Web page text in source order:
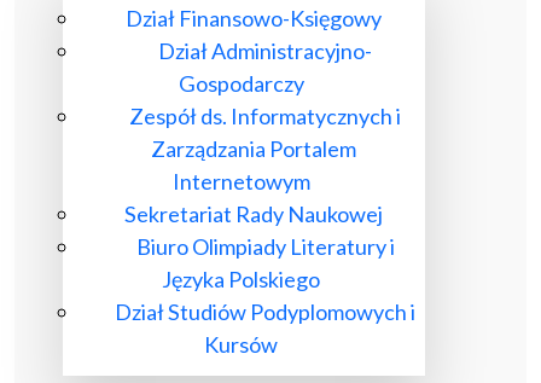
Dział Finansowo-Księgowy
Dział Administracyjno-
Gospodarczy
Zespół ds. Informatycznych i
Zarządzania Portalem
Internetowym
Sekretariat Rady Naukowej
Biuro Olimpiady Literatury i
Języka Polskiego
Dział Studiów Podyplomowych i
Kursów